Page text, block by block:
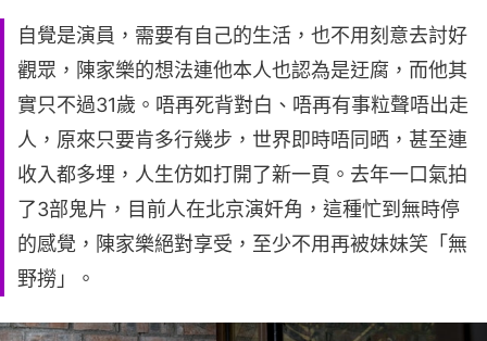
自覺是演員，需要有自己的生活，也不用刻意去討好
觀眾，陳家樂的想法連他本人也認為是迂腐，而他其
實只不過31歲。唔再死背對白、唔再有事粒聲唔出走
人，原來只要肯多行幾步，世界即時唔同晒，甚至連
收入都多埋，人生仿如打開了新一頁。去年一口氣拍
了3部鬼片，目前人在北京演奸角，這種忙到無時停
的感覺，陳家樂絕對享受，至少不用再被妹妹笑「無
野撈」。